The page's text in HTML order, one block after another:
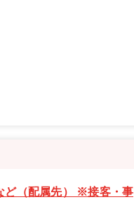
ど（配属先） ※接客・事